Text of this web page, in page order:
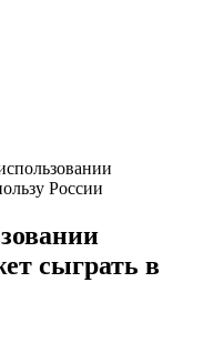
России
сыграть в